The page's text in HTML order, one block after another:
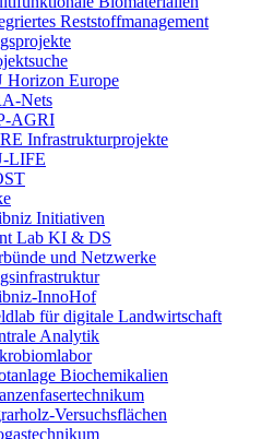
Reststoffmanagement
Horizon Europe
Nets
AGRI
Infrastrukturprojekte
LIFE
Initiativen
Lab KI & DS
und Netzwerke
InnoHof
für digitale Landwirtschaft
Analytik
Biochemikalien
Versuchsflächen